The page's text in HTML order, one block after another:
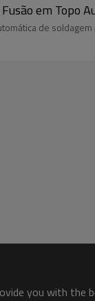
em Topo
de
you with the